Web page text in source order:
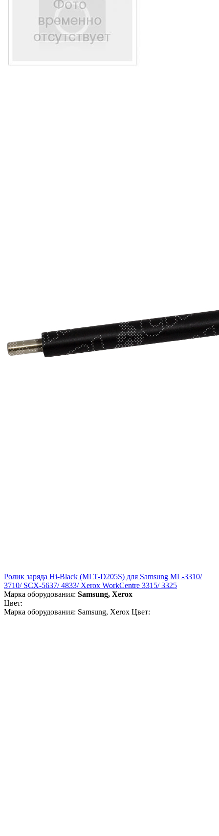
Ролик заряда Hi-Black (MLT-D205S) для Samsung ML-3310/
3710/ SCX-5637/ 4833/ Xerox WorkCentre 3315/ 3325
Марка оборудования: Samsung, Xerox
Цвет:
Марка оборудования: Samsung, Xerox Цвет: